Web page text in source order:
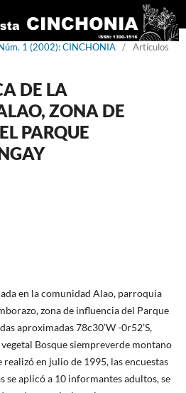
1 (2002): CINCHONIA / Artículos
DE LA
ZONA DE
PARQUE
en la comunidad Alao, parroquia
zona de influencia del Parque
aproximadas 78c30’W -0r52’S,
Bosque siempreverde montano
en julio de 1995, las encuestas
se aplicó a 10 informantes adultos, se